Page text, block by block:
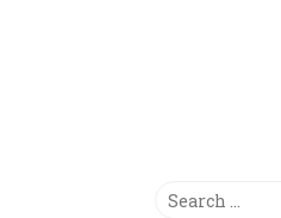
Search